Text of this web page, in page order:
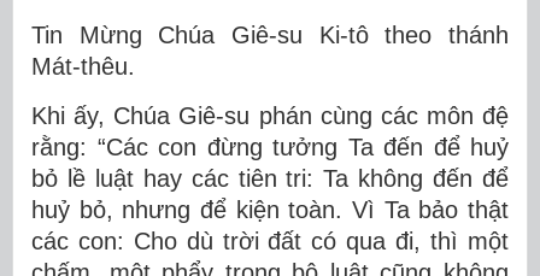
Tin Mừng Chúa Giê-su Ki-tô theo thánh
Mát-thêu.
Khi ấy, Chúa Giê-su phán cùng các môn đệ
rằng: “Các con đừng tưởng Ta đến để huỷ
bỏ lề luật hay các tiên tri: Ta không đến để
huỷ bỏ, nhưng để kiện toàn. Vì Ta bảo thật
các con: Cho dù trời đất có qua đi, thì một